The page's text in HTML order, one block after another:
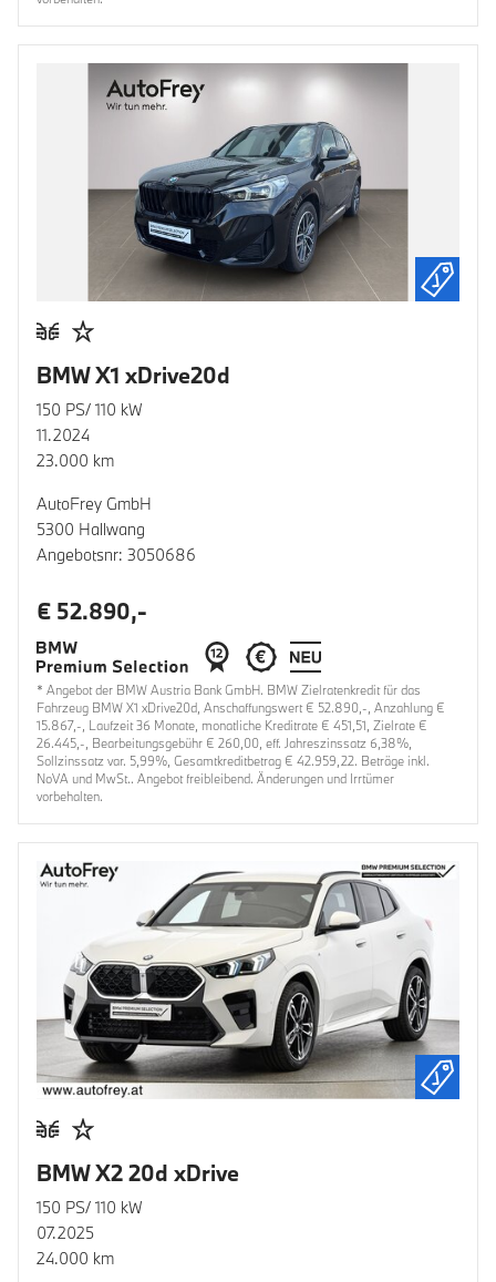
BMW X1 xDrive20d
150 PS/ 110 kW
11.2024
23.000 km
AutoFrey GmbH
5300 Hallwang
Angebotsnr: 3050686
€ 52.890,-
* Angebot der BMW Austria Bank GmbH. BMW Zielratenkredit für das
Fahrzeug BMW X1 xDrive20d, Anschaffungswert € 52.890,-, Anzahlung €
15.867,-, Laufzeit 36 Monate, monatliche Kreditrate € 451,51, Zielrate €
26.445,-, Bearbeitungsgebühr € 260,00, eff. Jahreszinssatz 6,38%,
Sollzinssatz var. 5,99%, Gesamtkreditbetrag € 42.959,22. Beträge inkl.
NoVA und MwSt.. Angebot freibleibend. Änderungen und Irrtümer
vorbehalten.
BMW X2 20d xDrive
150 PS/ 110 kW
07.2025
24.000 km